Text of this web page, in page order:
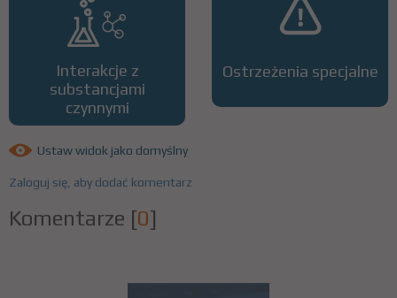
Interakcje z
substancjami
czynnymi
Ostrzeżenia specjalne
Ustaw widok jako domyślny
Zaloguj się, aby dodać komentarz
Komentarze [0]